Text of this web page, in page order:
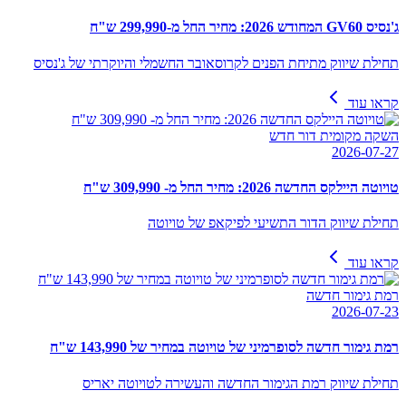
ג'נסיס GV60 המחודש 2026: מחיר החל מ-299,990 ש"ח
תחילת שיווק מתיחת הפנים לקרוסאובר החשמלי והיוקרתי של ג'נסיס
קראו עוד
השקה מקומית דור חדש
2026-07-27
טויוטה היילקס החדשה 2026: מחיר החל מ- 309,990 ש"ח
תחילת שיווק הדור התשיעי לפיקאפ של טויוטה
קראו עוד
רמת גימור חדשה
2026-07-23
רמת גימור חדשה לסופרמיני של טויוטה במחיר של 143,990 ש"ח
תחילת שיווק רמת הגימור החדשה והעשירה לטויוטה יאריס